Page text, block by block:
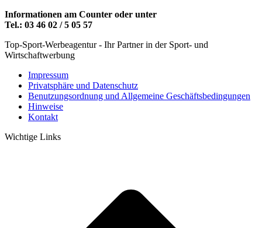
Informationen am Counter oder unter
Tel.: 03 46 02 / 5 05 57
Top-Sport-Werbeagentur - Ihr Partner in der Sport- und
Wirtschaftwerbung
Impressum
Privatsphäre und Datenschutz
Benutzungsordnung und Allgemeine Geschäftsbedingungen
Hinweise
Kontakt
Wichtige Links